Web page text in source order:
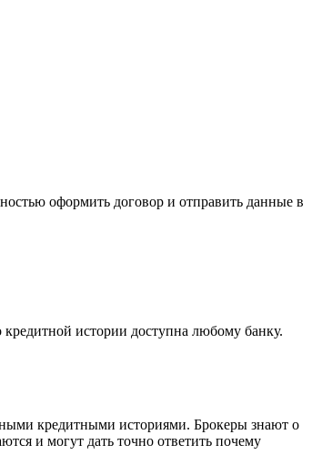
оформить договор и отправить данные в
кредитной истории доступна любому банку.
кредитными историями. Брокеры знают о
и могут дать точно ответить почему